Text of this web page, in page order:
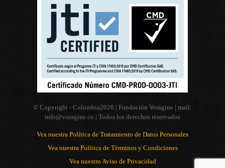
© Copyright - Colombia2026 | Fundación Vorágine | mail:
info@voragine.co | Todos los derechos reservados
Vea nuestra Política de Tratamiento de Datos Personales
Vea nuestra Política de Términos y Condiciones
Vea nuestro Aviso de Privacidad